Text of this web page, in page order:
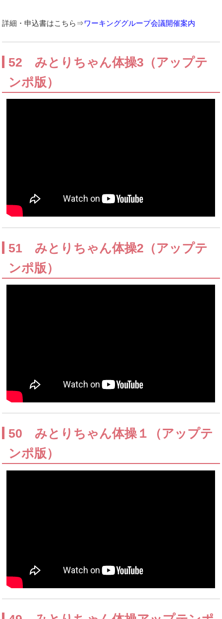
詳細・申込書はこちら⇒ワーキンググループ会議開催案内
52 みとりちゃん体操3（アップテ
ンポ版）
51 みとりちゃん体操2（アップテ
ンポ版）
50 みとりちゃん体操１（アップテ
ンポ版）